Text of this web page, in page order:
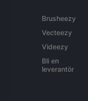
Brusheezy
Vecteezy
Videezy
Bli en
leverantör